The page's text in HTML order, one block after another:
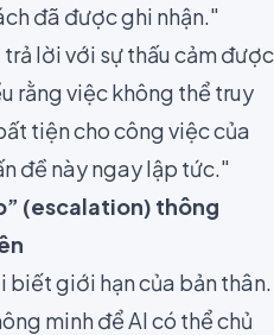
đã được ghi nhận."
trả lời với sự thấu cảm được
rằng việc không thể truy
tiện cho công việc của
đề này ngay lập tức."
(escalation) thông
biết giới hạn của bản thân.
minh để AI có thể chủ